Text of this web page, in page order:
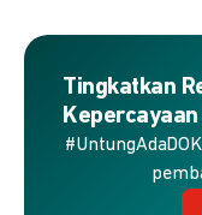
Tingkatkan